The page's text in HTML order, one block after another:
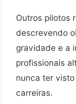
Outros pilotos
descrevendo
gravidade e a
profissionais
nunca ter
carreiras.